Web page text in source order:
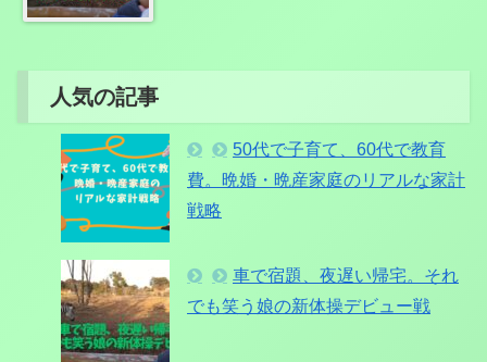
人気の記事
50代で子育て、60代で教育
費。晩婚・晩産家庭のリアルな家計
戦略
車で宿題、夜遅い帰宅。それ
でも笑う娘の新体操デビュー戦